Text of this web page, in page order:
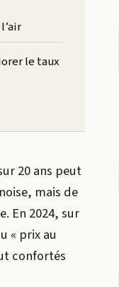
le taux
20 ans peut
mais de
En 2024, sur
« prix au
confortés